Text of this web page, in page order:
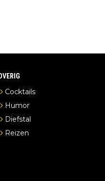
Cocktails
Humor
Diefstal
Reizen